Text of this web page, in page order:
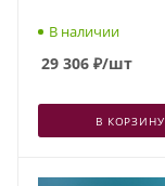
В наличии
29 306 ₽/шт
В КОРЗИНУ